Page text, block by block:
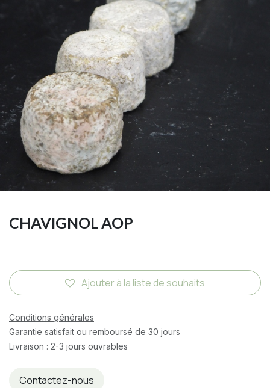
CHAVIGNOL AOP
Ajouter à la liste de souhaits
Conditions générales
Garantie satisfait ou remboursé de 30 jours
Livraison : 2-3 jours ouvrables
Contactez-nous